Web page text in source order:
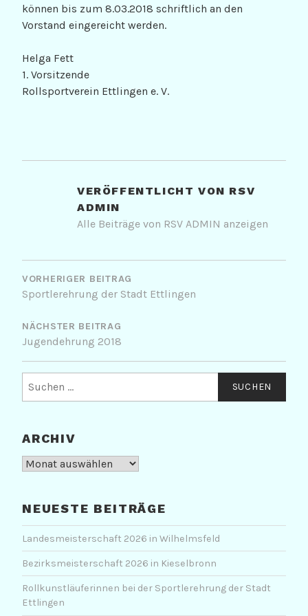
können bis zum 8.03.2018 schriftlich an den
Vorstand eingereicht werden.
Helga Fett
1. Vorsitzende
Rollsportverein Ettlingen e. V.
VERÖFFENTLICHT VON RSV
ADMIN
Alle Beiträge von RSV ADMIN anzeigen
BEITRAGSNAVIGATION
VORHERIGER BEITRAG
Sportlerehrung der Stadt Ettlingen
NÄCHSTER BEITRAG
Jugendehrung 2018
nach:
ARCHIV
Archiv
NEUESTE BEITRÄGE
Landesmeisterschaft 2026 in Wilhelmsfeld
Bezirksmeisterschaft 2026 in Kieselbronn
Rollkunstläuferinnen bei der Sportlerehrung der Stadt
Ettlingen